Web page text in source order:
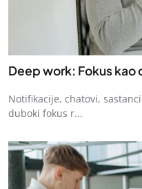
Deep work: Fokus kao
Notifikacije, chatovi,
duboki fokus r...